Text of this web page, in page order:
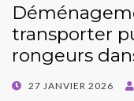
transporter
rongeurs
POSTED
27 JANVIER 2026